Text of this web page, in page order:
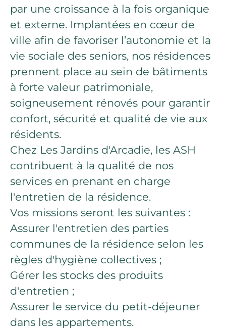
par une croissance à la fois organique
et externe. Implantées en cœur de
ville afin de favoriser l’autonomie et la
vie sociale des seniors, nos résidences
prennent place au sein de bâtiments
à forte valeur patrimoniale,
soigneusement rénovés pour garantir
confort, sécurité et qualité de vie aux
résidents.
Chez Les Jardins d'Arcadie, les ASH
contribuent à la qualité de nos
services en prenant en charge
l'entretien de la résidence.
Vos missions seront les suivantes :
Assurer l'entretien des parties
communes de la résidence selon les
règles d'hygiène collectives ;
Gérer les stocks des produits
d'entretien ;
Assurer le service du petit-déjeuner
dans les appartements.